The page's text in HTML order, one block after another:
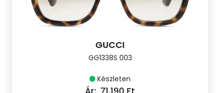
GUCCI
GG1338S 003
Készleten